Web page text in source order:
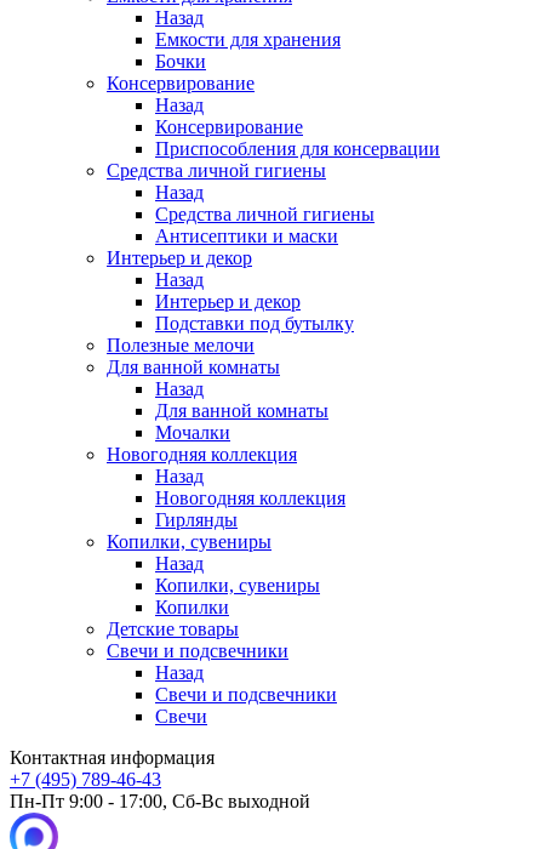
Назад
Емкости для хранения
Бочки
Консервирование
Назад
Консервирование
Приспособления для консервации
Средства личной гигиены
Назад
Средства личной гигиены
Антисептики и маски
Интерьер и декор
Назад
Интерьер и декор
Подставки под бутылку
Полезные мелочи
Для ванной комнаты
Назад
Для ванной комнаты
Мочалки
Новогодняя коллекция
Назад
Новогодняя коллекция
Гирлянды
Копилки, сувениры
Назад
Копилки, сувениры
Копилки
Детские товары
Свечи и подсвечники
Назад
Свечи и подсвечники
Свечи
Контактная информация
+7 (495) 789-46-43
Пн-Пт 9:00 - 17:00, Сб-Вс выходной